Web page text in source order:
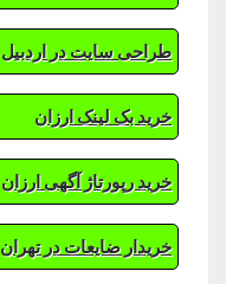
طراحی سایت در اردبیل
خرید بک لینک ارزان
خرید رپورتاژ آگهی ارزان
خریدار ضایعات در تهران